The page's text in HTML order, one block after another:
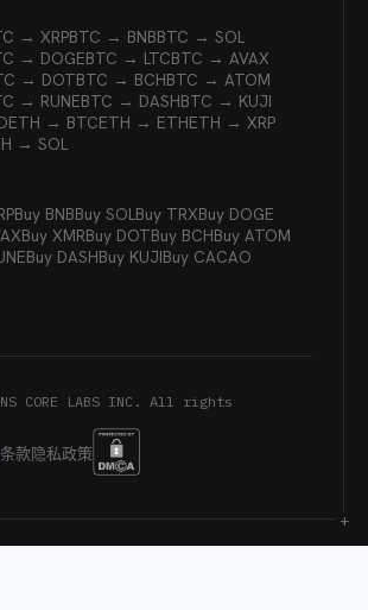
→ XRPBTC → BNBBTC → SOL
→ DOGEBTC → LTCBTC → AVAX
→ DOTBTC → BCHBTC → ATOM
→ RUNEBTC → DASHBTC → KUJI
ETH → BTCETH → ETHETH → XRP
→ SOL
Buy BNBBuy SOLBuy TRXBuy DOGE
Buy XMRBuy DOTBuy BCHBuy ATOM
Buy DASHBuy KUJIBuy CACAO
CORE LABS INC. All rights
款隐私政策